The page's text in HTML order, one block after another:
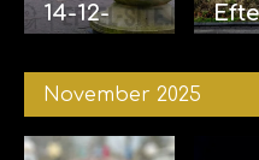
14-12-
November 2025